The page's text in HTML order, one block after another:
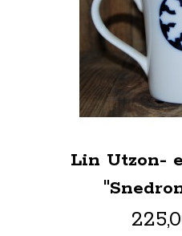
Lin Utzon-